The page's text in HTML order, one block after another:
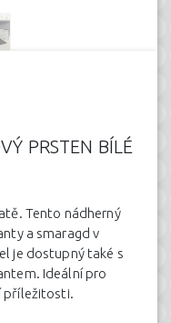
PRSTEN BÍLÉ
Tento nádherný
a smaragd v
je dostupný také s
Ideální pro
příležitosti.